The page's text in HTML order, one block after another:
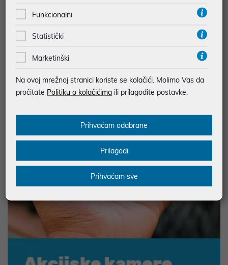
Funkcionalni
Statistički
Marketinški
Na ovoj mrežnoj stranici koriste se kolačići. Molimo Vas da
pročitate Politiku o kolačićima ili prilagodite postavke.
Prihvaćam odabrane
Prilagodi
Prihvaćam sve